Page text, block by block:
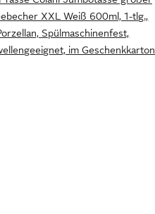
XXL Weiß 600ml, 1-tlg.,
Spülmaschinenfest,
im Geschenkkarton